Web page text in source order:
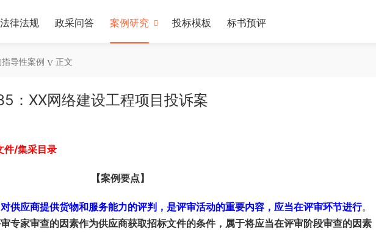
法律法规 政采问答 案例研究 投标模板 标书预评
导性案例 正文
：XX网络建设工程项目投诉案
件/集采目录
【案例要点】
对供应商提供货物和服务能力的评判，是评审活动的重要内容，应当在评审环节进行。
专家审查的因素作为供应商获取招标文件的条件，属于将应当在评审阶段审查的因素